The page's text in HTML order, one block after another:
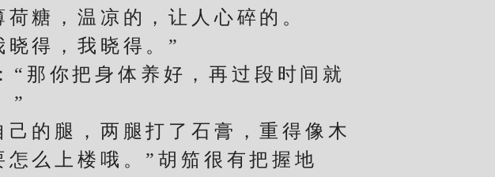
糖，温凉的，让人心碎的。
得，我晓得。”
你把身体养好，再过段时间就
”
的腿，两腿打了石膏，重得像木
么上楼哦。”胡笳很有把握地